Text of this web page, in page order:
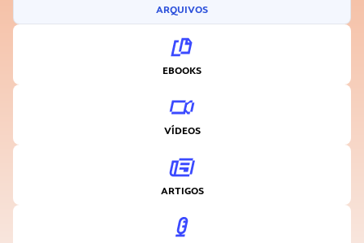
ARQUIVOS
EBOOKS
VÍDEOS
ARTIGOS